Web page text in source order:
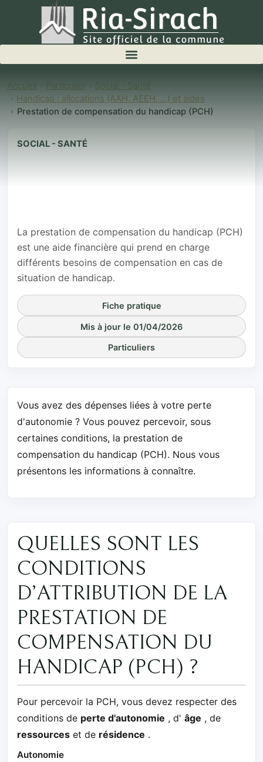
Accueil Particulier
Social - Santé
Handicap : allocations (AAH, AEEH, ...) et aides
Prestation de compensation du handicap (PCH)
SOCIAL - SANTÉ
Prestation de
compensation
La prestation de compensation du handicap (PCH)
est une aide financière qui prend en charge
différents besoins de compensation en cas de
situation de handicap.
Fiche pratique
Mis à jour le 01/04/2026
Particuliers
Vous avez des dépenses liées à votre perte
d'autonomie ? Vous pouvez percevoir, sous
certaines conditions, la prestation de
compensation du handicap (PCH). Nous vous
présentons les informations à connaître.
QUELLES SONT LES
CONDITIONS
D’ATTRIBUTION DE LA
PRESTATION DE
COMPENSATION DU
HANDICAP (PCH) ?
Pour percevoir la PCH, vous devez respecter des
conditions de perte d'autonomie , d' âge , de
ressources et de résidence .
Autonomie